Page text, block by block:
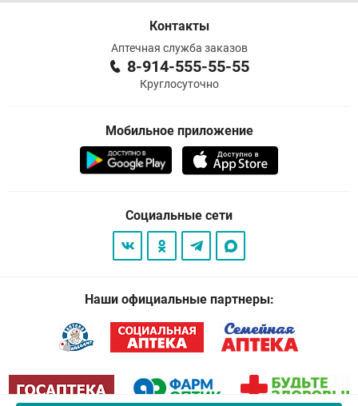
Контакты
Аптечная служба заказов
8-914-555-55-55
Круглосуточно
Мобильное приложение
Социальные сети
Наши официальные партнеры: